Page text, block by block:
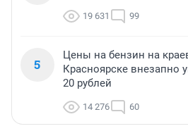
19 631 99
5
Цены на бензин на
Красноярске внезапно
20 рублей
14 276 60